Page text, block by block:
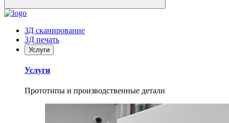
ЗД сканирование
3Д печать
Услуги
Услуги
Прототипы и производственные детали